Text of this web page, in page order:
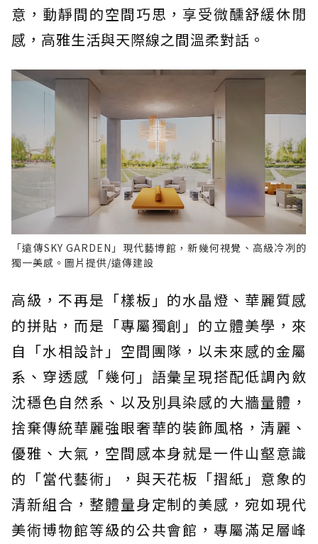
意，動靜間的空間巧思，享受微醺舒緩休閒
感，高雅生活與天際線之間溫柔對話。
「遠傳SKY GARDEN」現代藝博館，新幾何視覺、高級冷冽的
獨一美感。圖片提供/遠傳建設
高級，不再是「樣板」的水晶燈、華麗質感
的拼貼，而是「專屬獨創」的立體美學，來
自「水相設計」空間團隊，以未來感的金屬
系、穿透感「幾何」語彙呈現搭配低調內斂
沈穩色自然系、以及別具染感的大牆量體，
捨棄傳統華麗強眼奢華的裝飾風格，清麗、
優雅、大氣，空間感本身就是一件山壑意識
的「當代藝術」，與天花板「摺紙」意象的
清新組合，整體量身定制的美感，宛如現代
美術博物館等級的公共會館，專屬滿足層峰